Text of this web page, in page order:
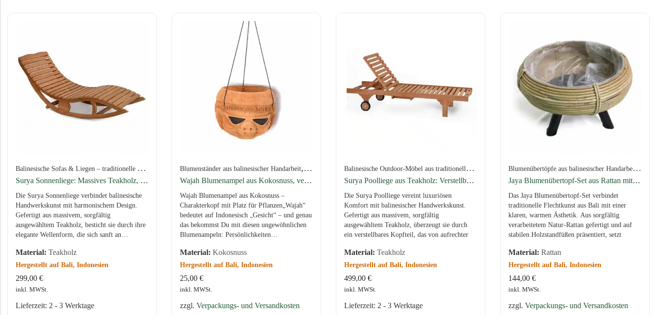
B
alinesische Sofas & Liegen – traditionelle Tagesbetten aus natürlicher Handarbeit ,Versand per Spedition , Balinesische Outdoor-Möbel aus traditioneller Handarbeit Grüne Oasen
Surya Sonnenliege: Massives Teakholz, Wellenform, 150 × 60 × 65 cm
Die Surya Sonnenliege verbindet balinesische
Handwerkskunst mit harmonischem Design.
Gefertigt aus massivem, sorgfältig
ausgewähltem Teakholz, besticht sie durch ihre
elegante Wellenform, die sich sanft an…
Material: Teakholz
Hergestellt auf Bali, Indonesien
299,00 €
inkl. MWSt.
Lieferzeit: 2 - 3 Werktage
Blumenständer aus balinesischer Handarbeit, Versand bis 2 kg,Wohnschätze aus balinesischer Handarbeit , Grüne Oasen
Wajah Blumenampel aus Kokosnuss, verschiedene Designs
Wajah Blumenampel aus Kokosnuss –
Charakterkopf mit Platz für Pflanzen„Wajah“
bedeutet auf Indonesisch „Gesicht“ – und genau
das bekommst Du mit diesen ungewöhnlichen
Blumenampeln: Persönlichkeiten…
Material: Kokosnuss
Hergestellt auf Bali, Indonesien
25,00 €
inkl. MWSt.
zzgl. Verpackungs- und Versandkosten
B
alinesische Outdoor-Möbel aus traditioneller Handarbeit Versand per Spedition ,Balinesische Sofas & Liegen
Surya Poolliege aus Teakholz: Verstellbares Kopfteil, Seitentisch
Die Surya Poolliege vereint luxuriösen
Komfort mit balinesischer Handwerkskunst.
Gefertigt aus massivem, sorgfältig
ausgewähltem Teakholz, überzeugt sie durch
ein verstellbares Kopfteil, das von aufrechter
Material: Teakholz
Hergestellt auf Bali, Indonesien
499,00 €
inkl. MWSt.
Lieferzeit: 2 - 3 Werktage
B
lumenübertöpfe aus balinesischer Handarbeit
,
Jaya Blumenübertopf-Set aus Rattan mit Standfuß
Das Jaya Blumenübertopf-Set verbindet
traditionelle Flechtkunst aus Bali mit einer
klaren, warmen Ästhetik. Aus sorgfältig
verarbeitetem Natur-Rattan gefertigt und auf
stabilen Holzstandfüßen präsentiert, setzt
Material: Rattan
Hergestellt auf Bali, Indonesien
144,00 €
inkl. MWSt.
zzgl. Verpackungs- und Versandkosten